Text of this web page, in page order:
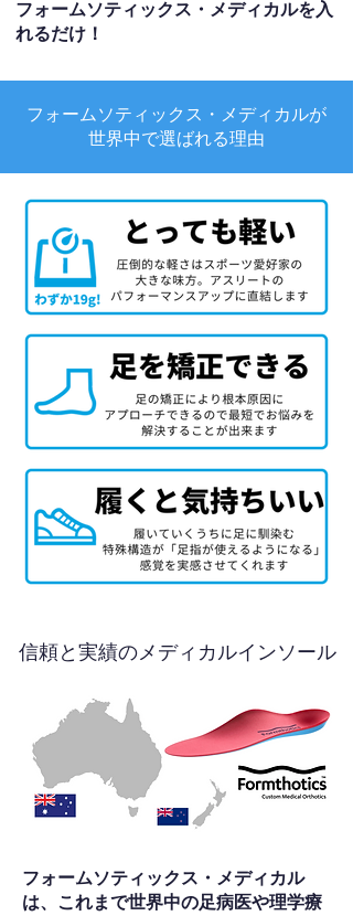
フォームソティックス・メディカルを入
れるだけ！
フォームソティックス・メディカルが
世界中で選ばれる理由
信頼と実績のメディカルインソール
フォームソティックス・メディカル
は、これまで世界中の足病医や理学療